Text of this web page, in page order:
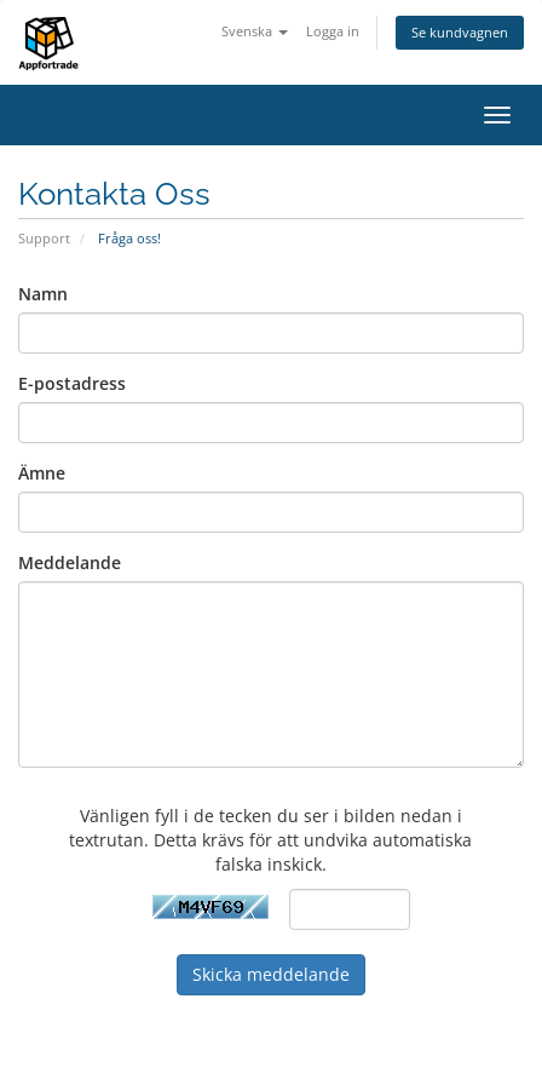
Svenska Logga in Se kundvagnen
Växla
Kontakta Oss
Support Fråga oss!
Namn
E-postadress
Ämne
Meddelande
Vänligen fyll i de tecken du ser i bilden nedan i
textrutan. Detta krävs för att undvika automatiska
falska inskick.
Skicka meddelande